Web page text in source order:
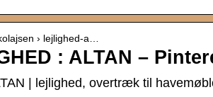
› lejlighed-a…
: ALTAN –
| lejlighed, overtræk til